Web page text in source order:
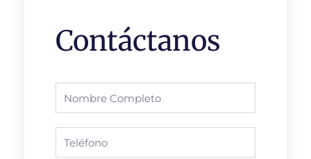
Contáctanos